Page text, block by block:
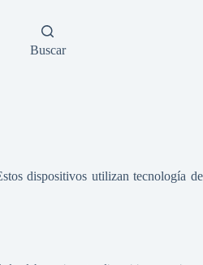
Buscar
dispositivos utilizan tecnología de